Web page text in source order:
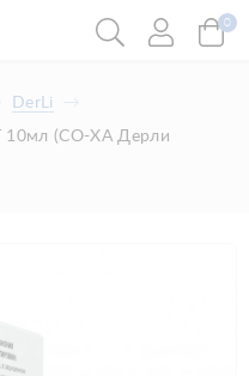
0
DerLi
10мл (СО-ХА Дерли